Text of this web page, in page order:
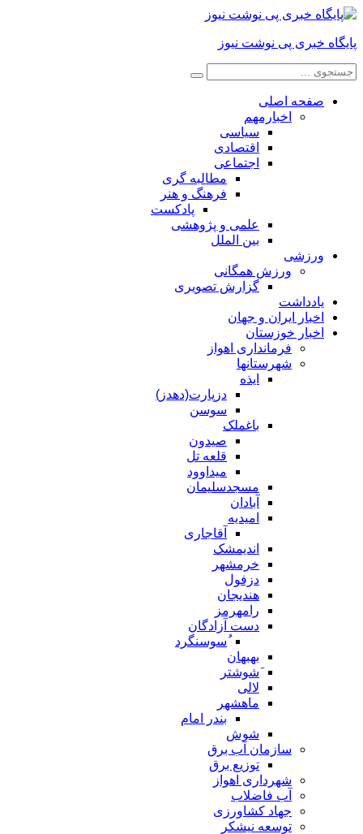
پایگاه خبری پی نوشت نیوز
صفحه اصلی
اخبارمهم
سیاسی
اقتصادی
اجتماعی
مطالبه گری
فرهنگ و هنر
پادکست
علمی و پژوهشی
بین الملل
ورزشی
ورزش همگانی
گزارش تصویری
یادداشت
اخبار ایران و جهان
اخبار خوزستان
فرمانداری اهواز
شهرستانها
ایذه
دزپارت(دهدز)
سوسن
باغملک
صیدون
قلعه تل
میداوود
مسجدسلیمان
آبادان
امیدیه
آقاجاری
اندیمشک
خرمشهر
دزفول
هندیجان
رامهرمز
دست آزادگان
ُسوسنگرد
بهبهان
َشوشتر
لالی
ماهشهر
بندر امام
شوش
سازمان آب برق
توزیع برق
شهرداری اهواز
آب فاضلاب
جهاد کشاورزی
توسعه نیشکر